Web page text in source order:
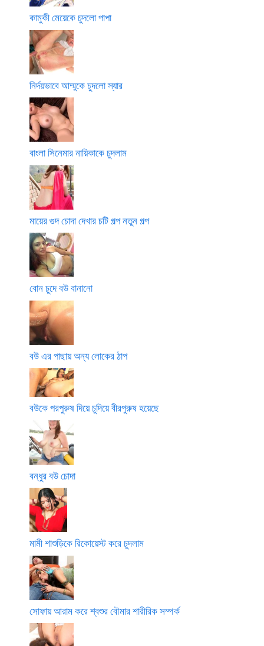
কামুকী মেয়েকে চুদলো পাপা
নির্দয়ভাবে আম্মুকে চুদলো স্যার
বাংলা সিনেমার নায়িকাকে চুদলাম
মায়ের গুদ চোদা দেখার চটি গল্প নতুন গল্প
বোন চুদে বউ বানানো
বউ এর পাছায় অন্য লোকের ঠাপ
বউকে পরপুরুষ দিয়ে চুদিয়ে বীরপুরুষ হয়েছে
বন্ধুর বউ চোদা
মামী শাশুড়িকে রিকোয়েস্ট করে চুদলাম
সোফায় আরাম করে শ্বশুর বৌমার শারীরিক সম্পর্ক